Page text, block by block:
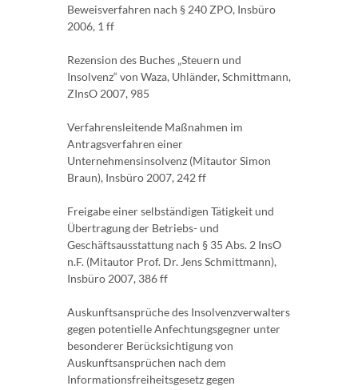
Beweisverfahren nach § 240 ZPO, Insbüro
2006, 1 ff
Rezension des Buches „Steuern und
Insolvenz“ von Waza, Uhländer, Schmittmann,
ZInsO 2007, 985
Verfahrensleitende Maßnahmen im
Antragsverfahren einer
Unternehmensinsolvenz (Mitautor Simon
Braun), Insbüro 2007, 242 ff
Freigabe einer selbständigen Tätigkeit und
Übertragung der Betriebs- und
Geschäftsausstattung nach § 35 Abs. 2 InsO
n.F. (Mitautor Prof. Dr. Jens Schmittmann),
Insbüro 2007, 386 ff
Auskunftsansprüche des Insolvenzverwalters
gegen potentielle Anfechtungsgegner unter
besonderer Berücksichtigung von
Auskunftsansprüchen nach dem
Informationsfreiheitsgesetz gegen